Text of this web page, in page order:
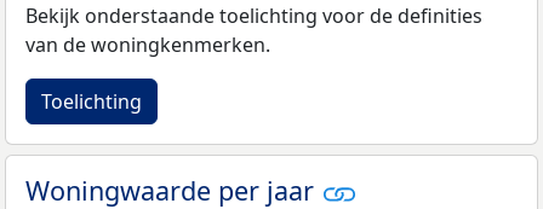
Bekijk onderstaande toelichting voor de definities
van de woningkenmerken.
Toelichting
Woningwaarde per jaar